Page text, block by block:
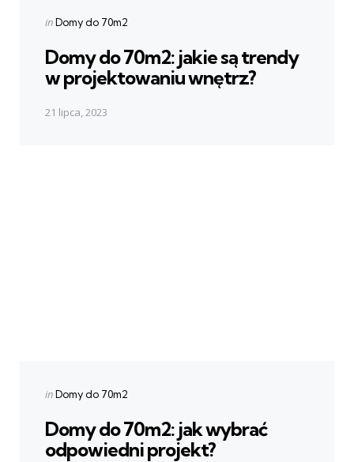
Posted
inDomy do 70m2
Domy do 70m2: jakie są trendy
w projektowaniu wnętrz?
21 lipca, 2023
Posted
inDomy do 70m2
Domy do 70m2: jak wybrać
odpowiedni projekt?